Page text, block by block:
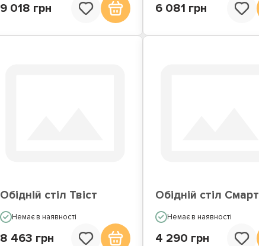
9 018 грн 6 081 грн
Обідній стіл Твіст
Немає в наявності
8 463 грн
Обідній стіл Смарт
Немає в наявності
4 290 грн